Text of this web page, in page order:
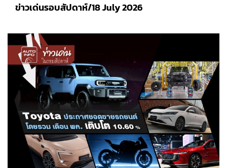
ข่าวเด่นรอบสัปดาห์/18 July 2026